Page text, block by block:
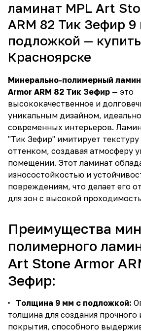
ламинат MPL Art
ARM 82 Тик Зефир
подложкой —
Красноярске
Минерально-полимерный
Armor ARM 82 Тик Зефир — это
высококачественное и
уникальным дизайном,
современных интерьеров.
"Тик Зефир" имитирует
оттенком, создавая атмосферу
помещении. Этот ламинат
износостойкостью и
повреждениям, что делает его
для зон с высокой
Преимущества
полимерного
Art Stone Armor
Зефир:
Толщина 9 мм с подложкой:
толщина для создания прочного
покрытия, способного